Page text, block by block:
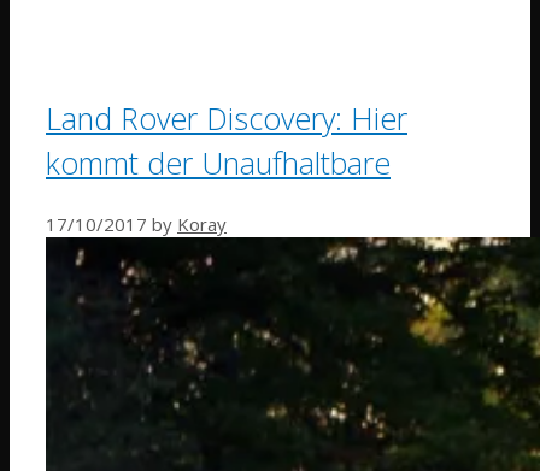
Land Rover Discovery: Hier
kommt der Unaufhaltbare
17/10/2017 by Koray